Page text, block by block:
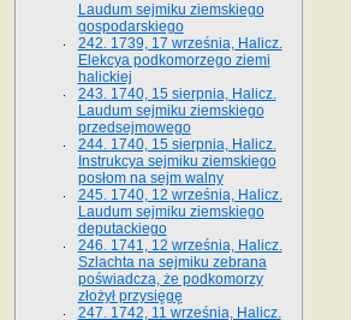
Laudum sejmiku ziemskiego
gospodarskiego
242. 1739, 17 września, Halicz.
Elekcya podkomorzego ziemi
halickiej
243. 1740, 15 sierpnia, Halicz.
Laudum sejmiku ziemskiego
przedsejmowego
244. 1740, 15 sierpnia, Halicz.
Instrukcya sejmiku ziemskiego
posłom na sejm walny
245. 1740, 12 września, Halicz.
Laudum sejmiku ziemskiego
deputackiego
246. 1741, 12 września, Halicz.
Szlachta na sejmiku zebrana
poświadcza, że podkomorzy
złożył przysięgę
247. 1742, 11 września, Halicz.